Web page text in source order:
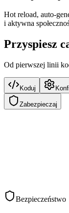
Hot reload, auto-
i aktywna
Przyspiesz
Od pierwszej linii
Koduj
Zabezpieczaj
Bezpieczeństwo